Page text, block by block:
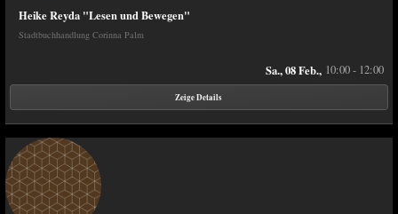
Heike Reyda "Lesen und Bewegen"
Stadtbuchhandlung Corinna Palm
Sa., 08 Feb., 10:00 - 12:00
Zeige Details